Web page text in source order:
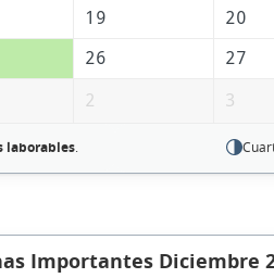
19 20
26 27
2 3
laborables.
Importantes Diciembre